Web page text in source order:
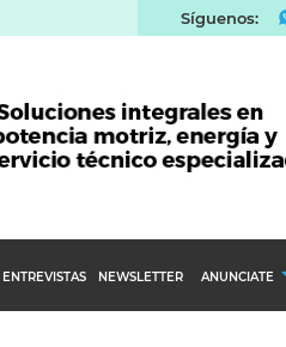
Síguenos:
ENTREVISTAS NEWSLETTER ANUNCIATE